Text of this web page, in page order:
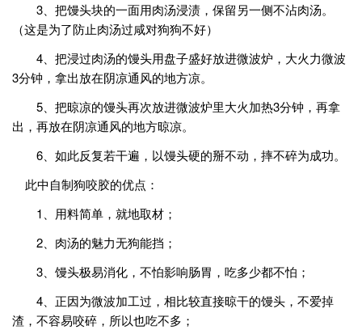
3、把馒头块的一面用肉汤浸渍，保留另一侧不沾肉汤。
（这是为了防止肉汤过咸对狗狗不好）
4、把浸过肉汤的馒头用盘子盛好放进微波炉，大火力微波
3分钟，拿出放在阴凉通风的地方凉。
5、把晾凉的馒头再次放进微波炉里大火加热3分钟，再拿
出，再放在阴凉通风的地方晾凉。
6、如此反复若干遍，以馒头硬的掰不动，摔不碎为成功。
此中自制狗咬胶的优点：
1、用料简单，就地取材；
2、肉汤的魅力无狗能挡；
3、馒头极易消化，不怕影响肠胃，吃多少都不怕；
4、正因为微波加工过，相比较直接晾干的馒头，不爱掉
渣，不容易咬碎，所以也吃不多；